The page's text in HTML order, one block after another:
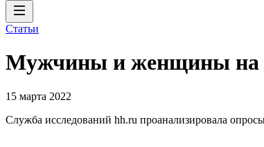
Статьи
Мужчины и женщины на
15 марта 2022
Служба исследований hh.ru проанализировала